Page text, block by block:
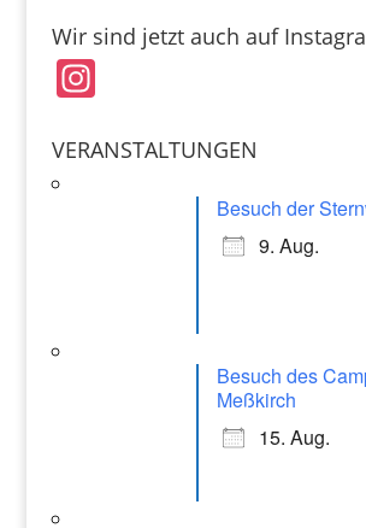
c
e
b
o
ai
l
at
p
Wir sind jetzt auch auf
In
a
VERANSTALTUNGEN
Besuch der
9. Aug.
Besuch des
Meßkirch
15. Aug.